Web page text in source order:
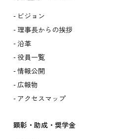
ビジョン
理事長からの挨拶
沿革
役員一覧
情報公開
広報物
アクセスマップ
顕彰・助成・奨学金